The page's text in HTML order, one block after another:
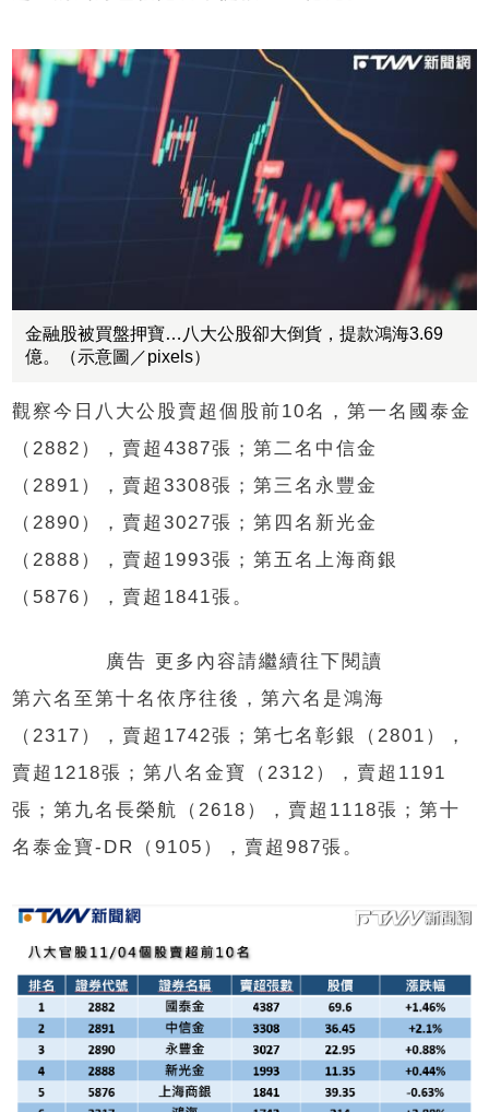
金融股被買盤押寶…八大公股卻大倒貨，提款鴻海3.69
億。（示意圖／pixels）
觀察今日八大公股賣超個股前10名，第一名國泰金
（2882），賣超4387張；第二名中信金
（2891），賣超3308張；第三名永豐金
（2890），賣超3027張；第四名新光金
（2888），賣超1993張；第五名上海商銀
（5876），賣超1841張。
廣告 更多內容請繼續往下閱讀
第六名至第十名依序往後，第六名是鴻海
（2317），賣超1742張；第七名彰銀（2801），
賣超1218張；第八名金寶（2312），賣超1191
張；第九名長榮航（2618），賣超1118張；第十
名泰金寶-DR（9105），賣超987張。